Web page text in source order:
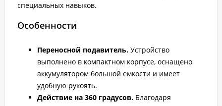
специальных навыков.
Особенности
Переносной подавитель. Устройство
выполнено в компактном корпусе, оснащено
аккумулятором большой емкости и имеет
удобную рукоять.
Действие на 360 градусов. Благодаря